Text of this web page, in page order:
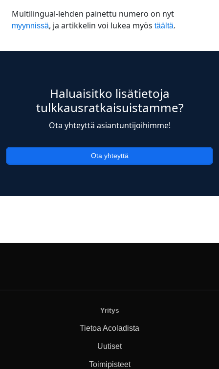
Multilingual-lehden painettu numero on nyt
myynnissä, ja artikkelin voi lukea myös täältä.
Haluaisitko lisätietoja
tulkkausratkaisuistamme?
Ota yhteyttä asiantuntijoihimme!
Ota yhteyttä
Yritys
Tietoa Acoladista
Uutiset
Toimipisteet